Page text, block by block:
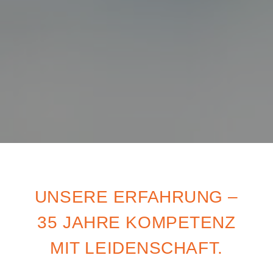
UNSERE ERFAHRUNG –
35 JAHRE KOMPETENZ
MIT LEIDENSCHAFT.